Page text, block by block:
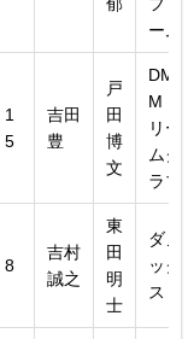
ーム
1
5
吉田
豊
戸
田
博
文
DM
Mド
リー
ムク
ラブ
8
吉村
誠之
東
田
明
士
ダノ
ック
ス